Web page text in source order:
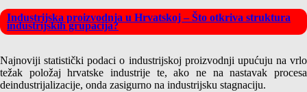
Industrijska proizvodnja u Hrvatskoj – Što otkriva struktura
industrijskih grupacija?
Najnoviji statistički podaci o industrijskoj proizvodnji upućuju na vrlo
težak položaj hrvatske industrije te, ako ne na nastavak procesa
deindustrijalizacije, onda zasigurno na industrijsku stagnaciju.